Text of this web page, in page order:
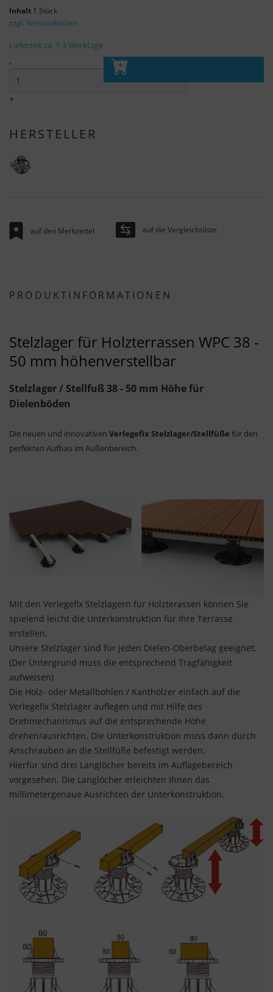
Inhalt 1 Stück
zzgl. Versandkosten
Lieferzeit ca. 1-3 Werktage
-
+
In den Warenkorb
HERSTELLER
auf den Merkzettel auf die Vergleichsliste
PRODUKTINFORMATIONEN
Stelzlager für Holzterrassen WPC 38 -
50 mm höhenverstellbar
Stelzlager / Stellfuß 38 - 50 mm Höhe für
Dielenböden
Die neuen und innovativen Verlegefix Stelzlager/Stellfüße für den
perfekten Aufbau im Außenbereich.
Mit den Verlegefix Stelzlagern für Holzterassen können Sie
spielend leicht die Unterkonstruktion für Ihre Terrasse
erstellen.
Unsere Stelzlager sind für jeden Dielen-Oberbelag geeignet.
(Der Untergrund muss die entsprechend Tragfähigkeit
aufweisen)
Die Holz- oder Metallbohlen / Kanthölzer einfach auf die
Verlegefix Stelzlager auflegen und mit Hilfe des
Drehmechanismus auf die entsprechende Höhe
drehen/ausrichten. Die Unterkonstruktion muss dann durch
Anschrauben an die Stellfüße befestigt werden.
Hierfür sind drei Langlöcher bereits im Auflagebereich
vorgesehen. Die Langlöcher erleichten Ihnen das
millimetergenaue Ausrichten der Unterkonstruktion.